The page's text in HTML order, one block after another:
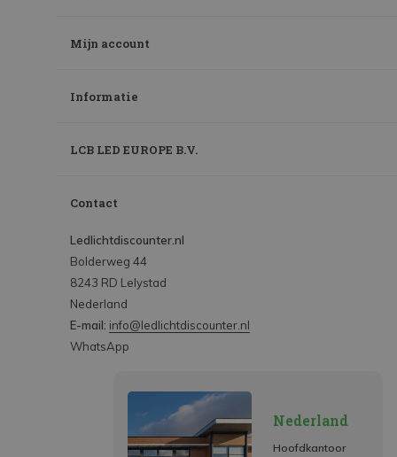
Mijn account
Informatie
LCB LED EUROPE B.V.
Contact
Ledlichtdiscounter.nl
Bolderweg 44
8243 RD Lelystad
Nederland
E-mail: info@ledlichtdiscounter.nl
WhatsApp
Nederland
Hoofdkantoor